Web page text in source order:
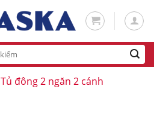
Tủ đông 2 ngăn 2 cánh